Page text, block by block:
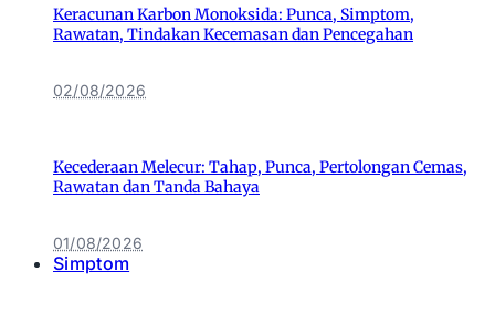
Keracunan Karbon Monoksida: Punca, Simptom,
Rawatan, Tindakan Kecemasan dan Pencegahan
02/08/2026
Kecederaan Melecur: Tahap, Punca, Pertolongan Cemas,
Rawatan dan Tanda Bahaya
01/08/2026
Simptom